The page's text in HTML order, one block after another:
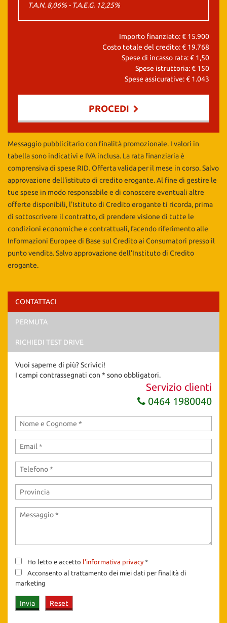
T.A.N. 8,06% - T.A.E.G. 12,25%
Importo finanziato: € 15.900
Costo totale del credito: € 19.768
Spese di incasso rata: € 1,50
Spese istruttoria: € 150
Spese assicurative: € 1.043
PROCEDI
Contattaci
Ho letto e accettol'informativa privacy*
Acconsento al trattamento dei miei dati per finalità di
Invia la tua richiesta
Messaggio pubblicitario con finalità promozionale. I valori in
tabella sono indicativi e IVA inclusa. La rata finanziaria è
comprensiva di spese RID. Offerta valida per il mese in corso. Salvo
approvazione dell'istituto di credito erogante. Al fine di gestire le
tue spese in modo responsabile e di conoscere eventuali altre
offerte disponibili, l'Istituto di Credito erogante ti ricorda, prima
di sottoscrivere il contratto, di prendere visione di tutte le
condizioni economiche e contrattuali, facendo riferimento alle
Informazioni Europee di Base sul Credito ai Consumatori presso il
punto vendita. Salvo approvazione dell'Instituto di Credito
erogante.
CONTATTACI
PERMUTA
RICHIEDI TEST DRIVE
Vuoi saperne di più? Scrivici!
I campi contrassegnati con * sono obbligatori.
Servizio clienti
0464 1980040
Ho letto e accetto l'informativa privacy*
Acconsento al trattamento dei miei dati per finalità di
marketing